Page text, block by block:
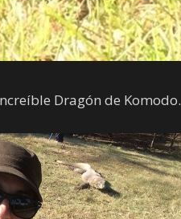
Dragón de Komodo.